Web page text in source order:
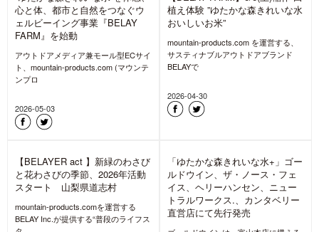
「昆虫と人類の未来」山梨県道
志村
mountain-products.comを運営する
BELAY Inc.が提供する“普段のライフス
タ
さび田は虫の季節 山梨県道志村
mountain-products.comを運営する
BELAY Inc.が提供する“普段のライフス
タ